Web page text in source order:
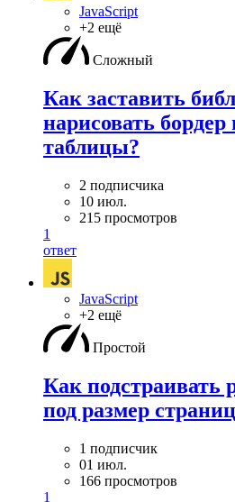
JavaScript
+2 ещё
Сложный
Как заставить
нарисовать бордер
таблицы?
2 подписчика
10 июл.
215 просмотров
1
ответ
JavaScript
+2 ещё
Простой
Как подстраивать
под размер
1 подписчик
01 июл.
166 просмотров
1